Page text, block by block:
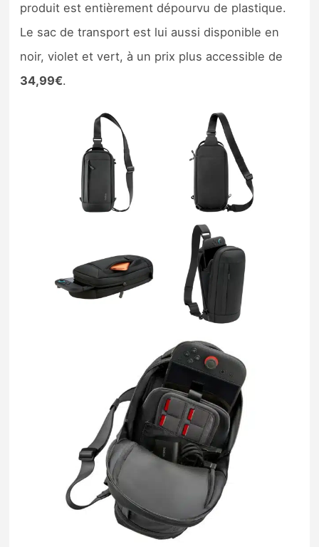
produit est entièrement dépourvu de plastique.
Le sac de transport est lui aussi disponible en
noir, violet et vert, à un prix plus accessible de
34,99€.